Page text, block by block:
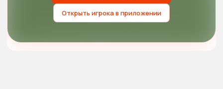
Открыть игрока в приложении